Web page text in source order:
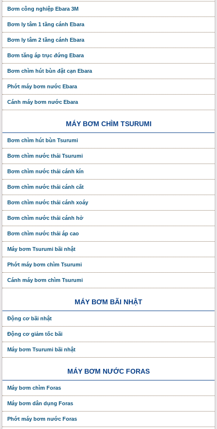
Bơm công nghiệp Ebara 3M
Bơm ly tâm 1 tầng cánh Ebara
Bơm ly tâm 2 tầng cánh Ebara
Bơm tăng áp trục đứng Ebara
Bơm chìm hút bùn đặt cạn Ebara
Phớt máy bơm nước Ebara
Cánh máy bơm nước Ebara
MÁY BƠM CHÌM TSURUMI
Bơm chìm hút bùn Tsurumi
Bơm chìm nước thải Tsurumi
Bơm chìm nước thải cánh kín
Bơm chìm nước thải cánh cắt
Bơm chìm nước thải cánh xoáy
Bơm chìm nước thải cánh hở
Bơm chìm nước thải áp cao
Máy bơm Tsurumi bãi nhật
Phớt máy bơm chìm Tsurumi
Cánh máy bơm chìm Tsurumi
MÁY BƠM BÃI NHẬT
Động cơ bãi nhật
Động cơ giảm tốc bãi
Máy bơm Tsurumi bãi nhật
MÁY BƠM NƯỚC FORAS
Máy bơm chìm Foras
Máy bơm dân dụng Foras
Phớt máy bơm nước Foras